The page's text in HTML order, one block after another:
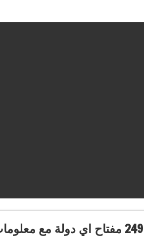
249 مفتاح اي دولة مع معلومات عنها